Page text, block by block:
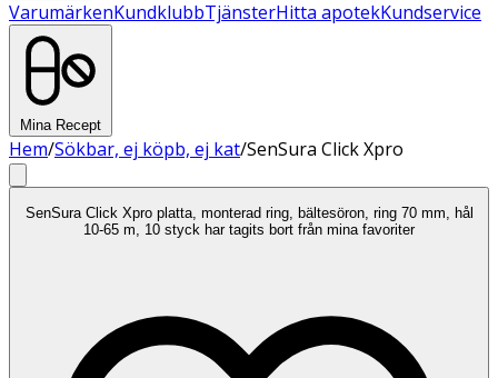
VarumärkenKundklubbTjänsterHitta apotekKundservice
Mina Recept
Hem/Sökbar, ej köpb, ej kat/SenSura Click Xpro
SenSura Click Xpro platta, monterad ring, bältesöron, ring 70 mm, hål
10-65 m, 10 styck har tagits bort från mina favoriter